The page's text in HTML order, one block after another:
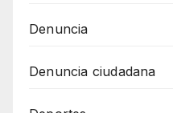
Denuncia
Denuncia ciudadana